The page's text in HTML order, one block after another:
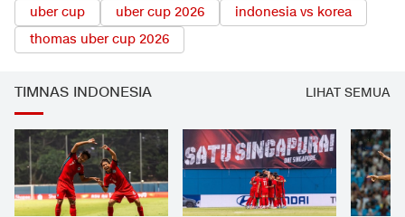
uber cup uber cup 2026
indonesia vs korea
thomas uber cup 2026
TIMNAS INDONESIA LIHAT SEMUA